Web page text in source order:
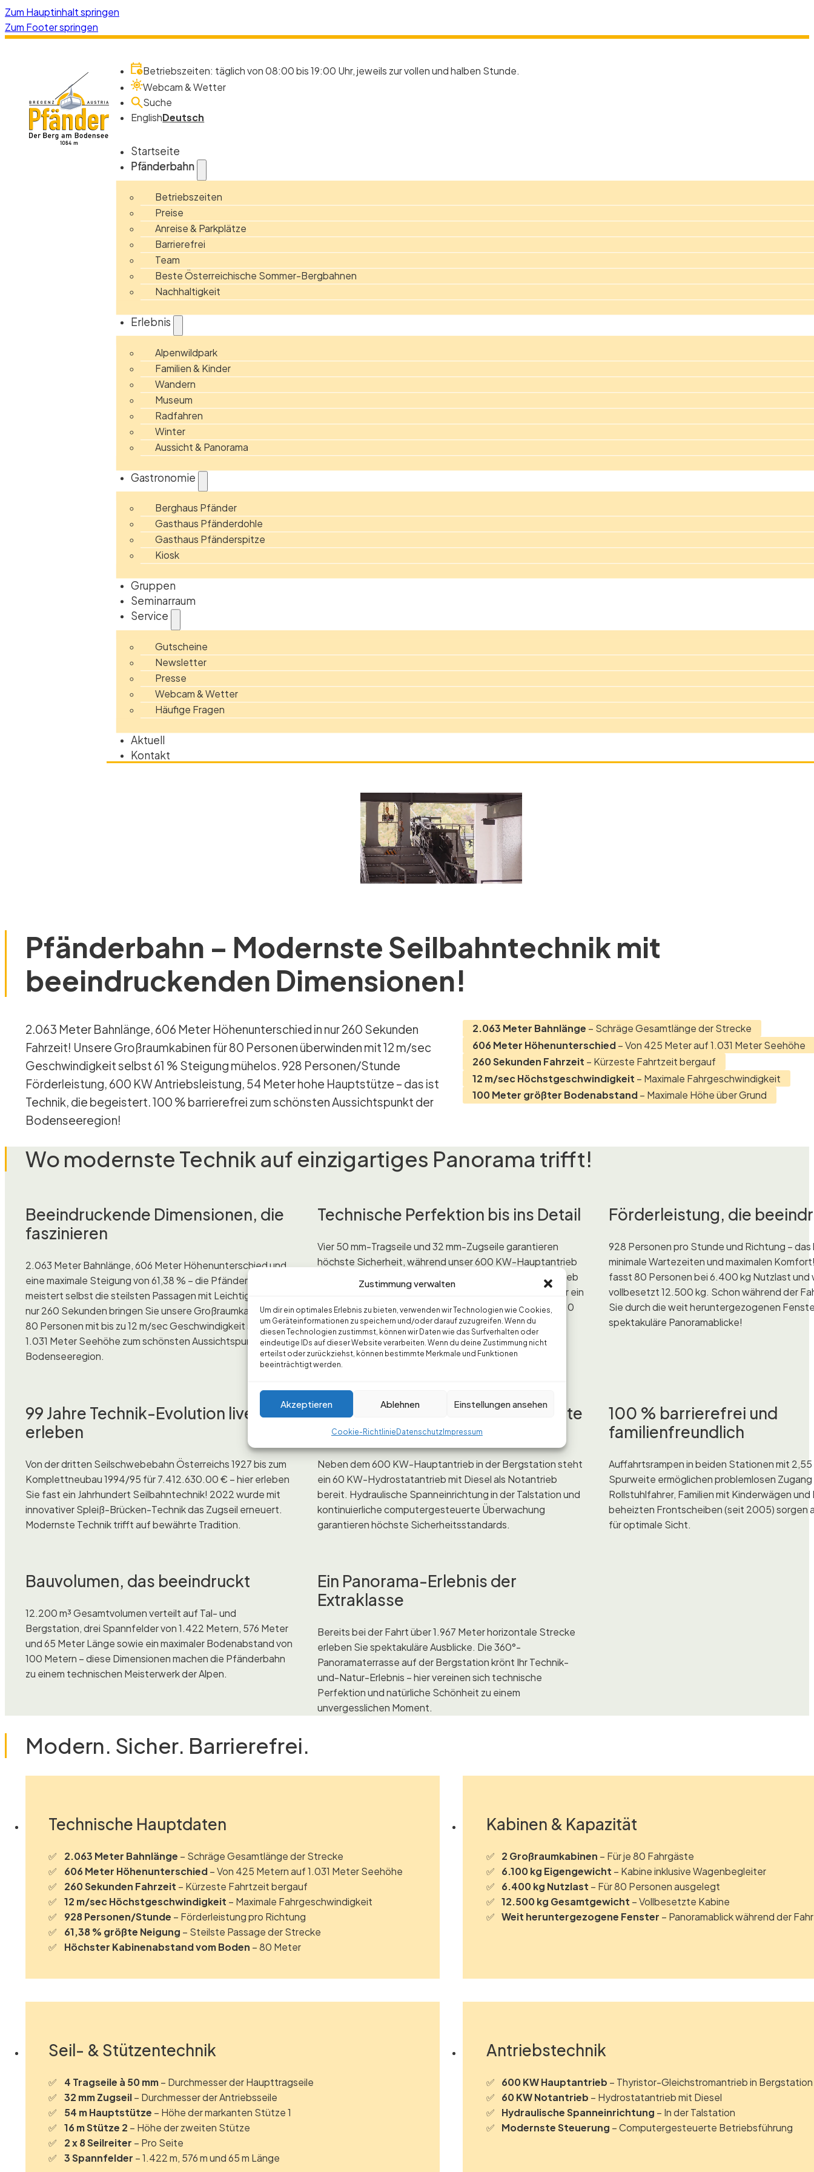
Zustimmung verwalten
Um dir ein optimales Erlebnis zu bieten, verwenden wir Technologien wie Cookies,
um Geräteinformationen zu speichern und/oder darauf zuzugreifen. Wenn du
diesen Technologien zustimmst, können wir Daten wie das Surfverhalten oder
eindeutige IDs auf dieser Website verarbeiten. Wenn du deine Zustimmung nicht
erteilst oder zurückziehst, können bestimmte Merkmale und Funktionen
beeinträchtigt werden.
Akzeptieren Ablehnen Einstellungen ansehen
Cookie-Richtlinie Datenschutz Impressum
Zum Hauptinhalt springen
Zum Footer springen
Betriebszeiten: täglich von 08:00 bis 19:00 Uhr, jeweils zur vollen und halben Stunde.
Webcam & Wetter
Suche
EnglishDeutsch
Startseite
Pfänderbahn
Betriebszeiten
Preise
Anreise & Parkplätze
Barrierefrei
Team
Beste Österreichische Sommer-Bergbahnen
Nachhaltigkeit
Erlebnis
Alpenwildpark
Familien & Kinder
Wandern
Museum
Radfahren
Winter
Aussicht & Panorama
Gastronomie
Berghaus Pfänder
Gasthaus Pfänderdohle
Gasthaus Pfänderspitze
Kiosk
Gruppen
Seminarraum
Service
Gutscheine
Newsletter
Presse
Webcam & Wetter
Häufige Fragen
Aktuell
Kontakt
Pfänderbahn – Modernste Seilbahntechnik mit
beeindruckenden Dimensionen!
2.063 Meter Bahnlänge, 606 Meter Höhenunterschied in nur 260 Sekunden
Fahrzeit! Unsere Großraumkabinen für 80 Personen überwinden mit 12 m/sec
Geschwindigkeit selbst 61 % Steigung mühelos. 928 Personen/Stunde
Förderleistung, 600 KW Antriebsleistung, 54 Meter hohe Hauptstütze – das ist
Technik, die begeistert. 100 % barrierefrei zum schönsten Aussichtspunkt der
Bodenseeregion!
2.063 Meter Bahnlänge – Schräge Gesamtlänge der Strecke
606 Meter Höhenunterschied – Von 425 Meter auf 1.031 Meter Seehöhe
260 Sekunden Fahrzeit – Kürzeste Fahrtzeit bergauf
12 m/sec Höchstgeschwindigkeit – Maximale Fahrgeschwindigkeit
100 Meter größter Bodenabstand – Maximale Höhe über Grund
Wo modernste Technik auf einzigartiges Panorama trifft!
Beeindruckende Dimensionen, die
faszinieren
2.063 Meter Bahnlänge, 606 Meter Höhenunterschied und
eine maximale Steigung von 61,38 % – die Pfänderbahn
meistert selbst die steilsten Passagen mit Leichtigkeit! In
nur 260 Sekunden bringen Sie unsere Großraumkabinen für
80 Personen mit bis zu 12 m/sec Geschwindigkeit sicher auf
1.031 Meter Seehöhe zum schönsten Aussichtspunkt der
Bodenseeregion.
Technische Perfektion bis ins Detail
Vier 50 mm-Tragseile und 32 mm-Zugseile garantieren
höchste Sicherheit, während unser 600 KW-Hauptantrieb
mit Thyristor-Gleichstromtechnik für zuverlässigen Betrieb
sorgt. Die markante 54-Meter-Hauptstütze ist nicht nur ein
Wahrzeichen, sondern ein technisches Meisterwerk mit 10
Meter Spurweite.
Förderleistung, die
928 Personen pro Stunde und Richtung –
minimale Wartezeiten und maximalen
fasst 80 Personen bei 6.400 kg Nutzlast und
vollbesetzt 12.500 kg. Schon während der
Sie durch die weit heruntergezogenen
spektakuläre Panoramablicke!
99 Jahre Technik-Evolution live
erleben
Von der dritten Seilschwebebahn Österreichs 1927 bis zum
Komplettneubau 1994/95 für 7.412.630.00 € – hier erleben
Sie fast ein Jahrhundert Seilbahntechnik! 2022 wurde mit
innovativer Spleiß-Brücken-Technik das Zugseil erneuert.
Modernste Technik trifft auf bewährte Tradition.
Doppelte Sicherheit für entspannte
Fahrten
Neben dem 600 KW-Hauptantrieb in der Bergstation steht
ein 60 KW-Hydrostatantrieb mit Diesel als Notantrieb
bereit. Hydraulische Spanneinrichtung in der Talstation und
kontinuierliche computergesteuerte Überwachung
garantieren höchste Sicherheitsstandards.
100 % barrierefrei und
familienfreundlich
Auffahrtsrampen in beiden Stationen mit
Spurweite ermöglichen problemlosen
Rollstuhlfahrer, Familien mit Kinderwägen und
beheizten Frontscheiben (seit 2005) sorgen
für optimale Sicht.
Bauvolumen, das beeindruckt
12.200 m³ Gesamtvolumen verteilt auf Tal- und
Bergstation, drei Spannfelder von 1.422 Metern, 576 Meter
und 65 Meter Länge sowie ein maximaler Bodenabstand von
100 Metern – diese Dimensionen machen die Pfänderbahn
zu einem technischen Meisterwerk der Alpen.
Ein Panorama-Erlebnis der
Extraklasse
Bereits bei der Fahrt über 1.967 Meter horizontale Strecke
erleben Sie spektakuläre Ausblicke. Die 360°-
Panoramaterrasse auf der Bergstation krönt Ihr Technik-
und-Natur-Erlebnis – hier vereinen sich technische
Perfektion und natürliche Schönheit zu einem
unvergesslichen Moment.
Modern. Sicher. Barrierefrei.
Technische Hauptdaten
2.063 Meter Bahnlänge – Schräge Gesamtlänge der Strecke
606 Meter Höhenunterschied– Von 425 Metern auf 1.031 Meter Seehöhe
260 Sekunden Fahrzeit – Kürzeste Fahrtzeit bergauf
12 m/sec Höchstgeschwindigkeit – Maximale Fahrgeschwindigkeit
928 Personen/Stunde – Förderleistung pro Richtung
61,38 % größte Neigung – Steilste Passage der Strecke
Höchster Kabinenabstand vom Boden – 80 Meter
Kabinen & Kapazität
2 Großraumkabinen – Für je 80 Fahrgäste
6.100 kg Eigengewicht – Kabine inklusive Wagenbegleiter
6.400 kg Nutzlast – Für 80 Personen ausgelegt
12.500 kg Gesamtgewicht – Vollbesetzte Kabine
Weit heruntergezogene Fenster – Panoramablick während der
Seil- & Stützentechnik
4 Tragseile à 50 mm– Durchmesser der Haupttragseile
32 mm Zugseil– Durchmesser der Antriebsseile
54 m Hauptstütze – Höhe der markanten Stütze 1
16 m Stütze 2 – Höhe der zweiten Stütze
2 x 8 Seilreiter – Pro Seite
3 Spannfelder – 1.422 m, 576 m und 65 m Länge
Antriebstechnik
600 KW Hauptantrieb – Thyristor-Gleichstromantrieb in Bergstation
60 KW Notantrieb – Hydrostatantrieb mit Diesel
Hydraulische Spanneinrichtung – In der Talstation
Modernste Steuerung – Computergesteuerte Betriebsführung